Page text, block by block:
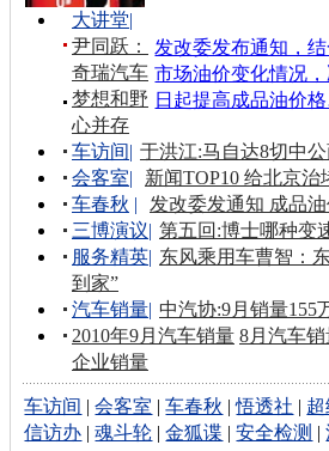
发改委发布通知，
市场油价变化情况，
日起提高成品油价
大讲堂|
尹同跃：
奇瑞汽车
梦想和野
心并存
车访间| 于洪江:马自达8切中
会客室|
新闻TOP10 给北京治
车春秋 |
发改委发通知 成品
三博演议| 第五回:博士哪种变
服务精英| 东风乘用车曹智：
到家”
汽车销量| 中汽协:9月销量155
2010年9月汽车销量 8月汽车销
企业销量
车访间 |会客室 |车春秋 |悟透社 |
信访办 |魂斗轮 |金狐谍 |安全检测 |